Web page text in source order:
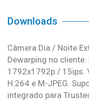
Downloads
Câmera Dia / Noite
Dewarping no
1792x1792p / 15ips.
H.264 e M-JPEG.
integrado para